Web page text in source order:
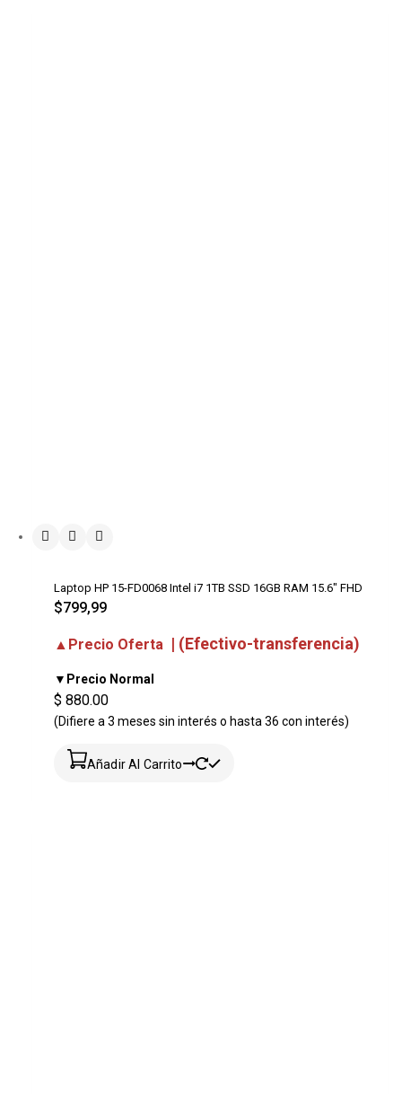
Laptop HP 15-FD0068 Intel i7 1TB SSD 16GB RAM 15.6″ FHD
$799,99
▲Precio Oferta | (Efectivo-transferencia)
▼Precio Normal
$ 880.00
(Difiere a 3 meses sin interés o hasta 36 con interés)
Añadir Al Carrito